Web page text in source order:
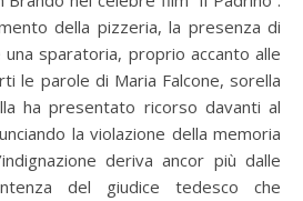
della pizzeria, la presenza di
sparatoria, proprio accanto alle
le parole di Maria Falcone, sorella
ha presentato ricorso davanti al
la violazione della memoria
deriva ancor più dalle
del giudice tedesco che